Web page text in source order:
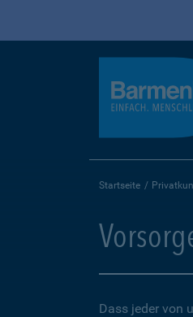
Startseite
Dass jeder von